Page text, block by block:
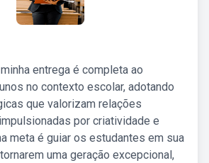
entrega é completa ao
no contexto escolar, adotando
que valorizam relações
por criatividade e
meta é guiar os estudantes em sua
uma geração excepcional,